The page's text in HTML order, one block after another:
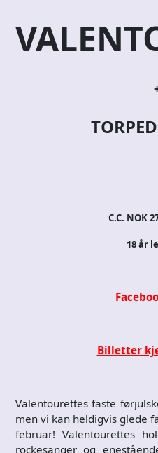
C.C. NOK
18 år
Billetter
Valentourettes faste
men vi kan heldigvis glede
februar! Valentourettes
rockesanger og